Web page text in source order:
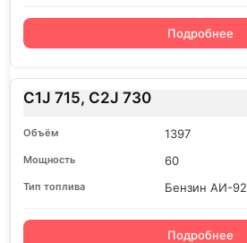
Подробнее
C1J 715, C2J 730
1397
60
Бензин АИ-92
Подробнее